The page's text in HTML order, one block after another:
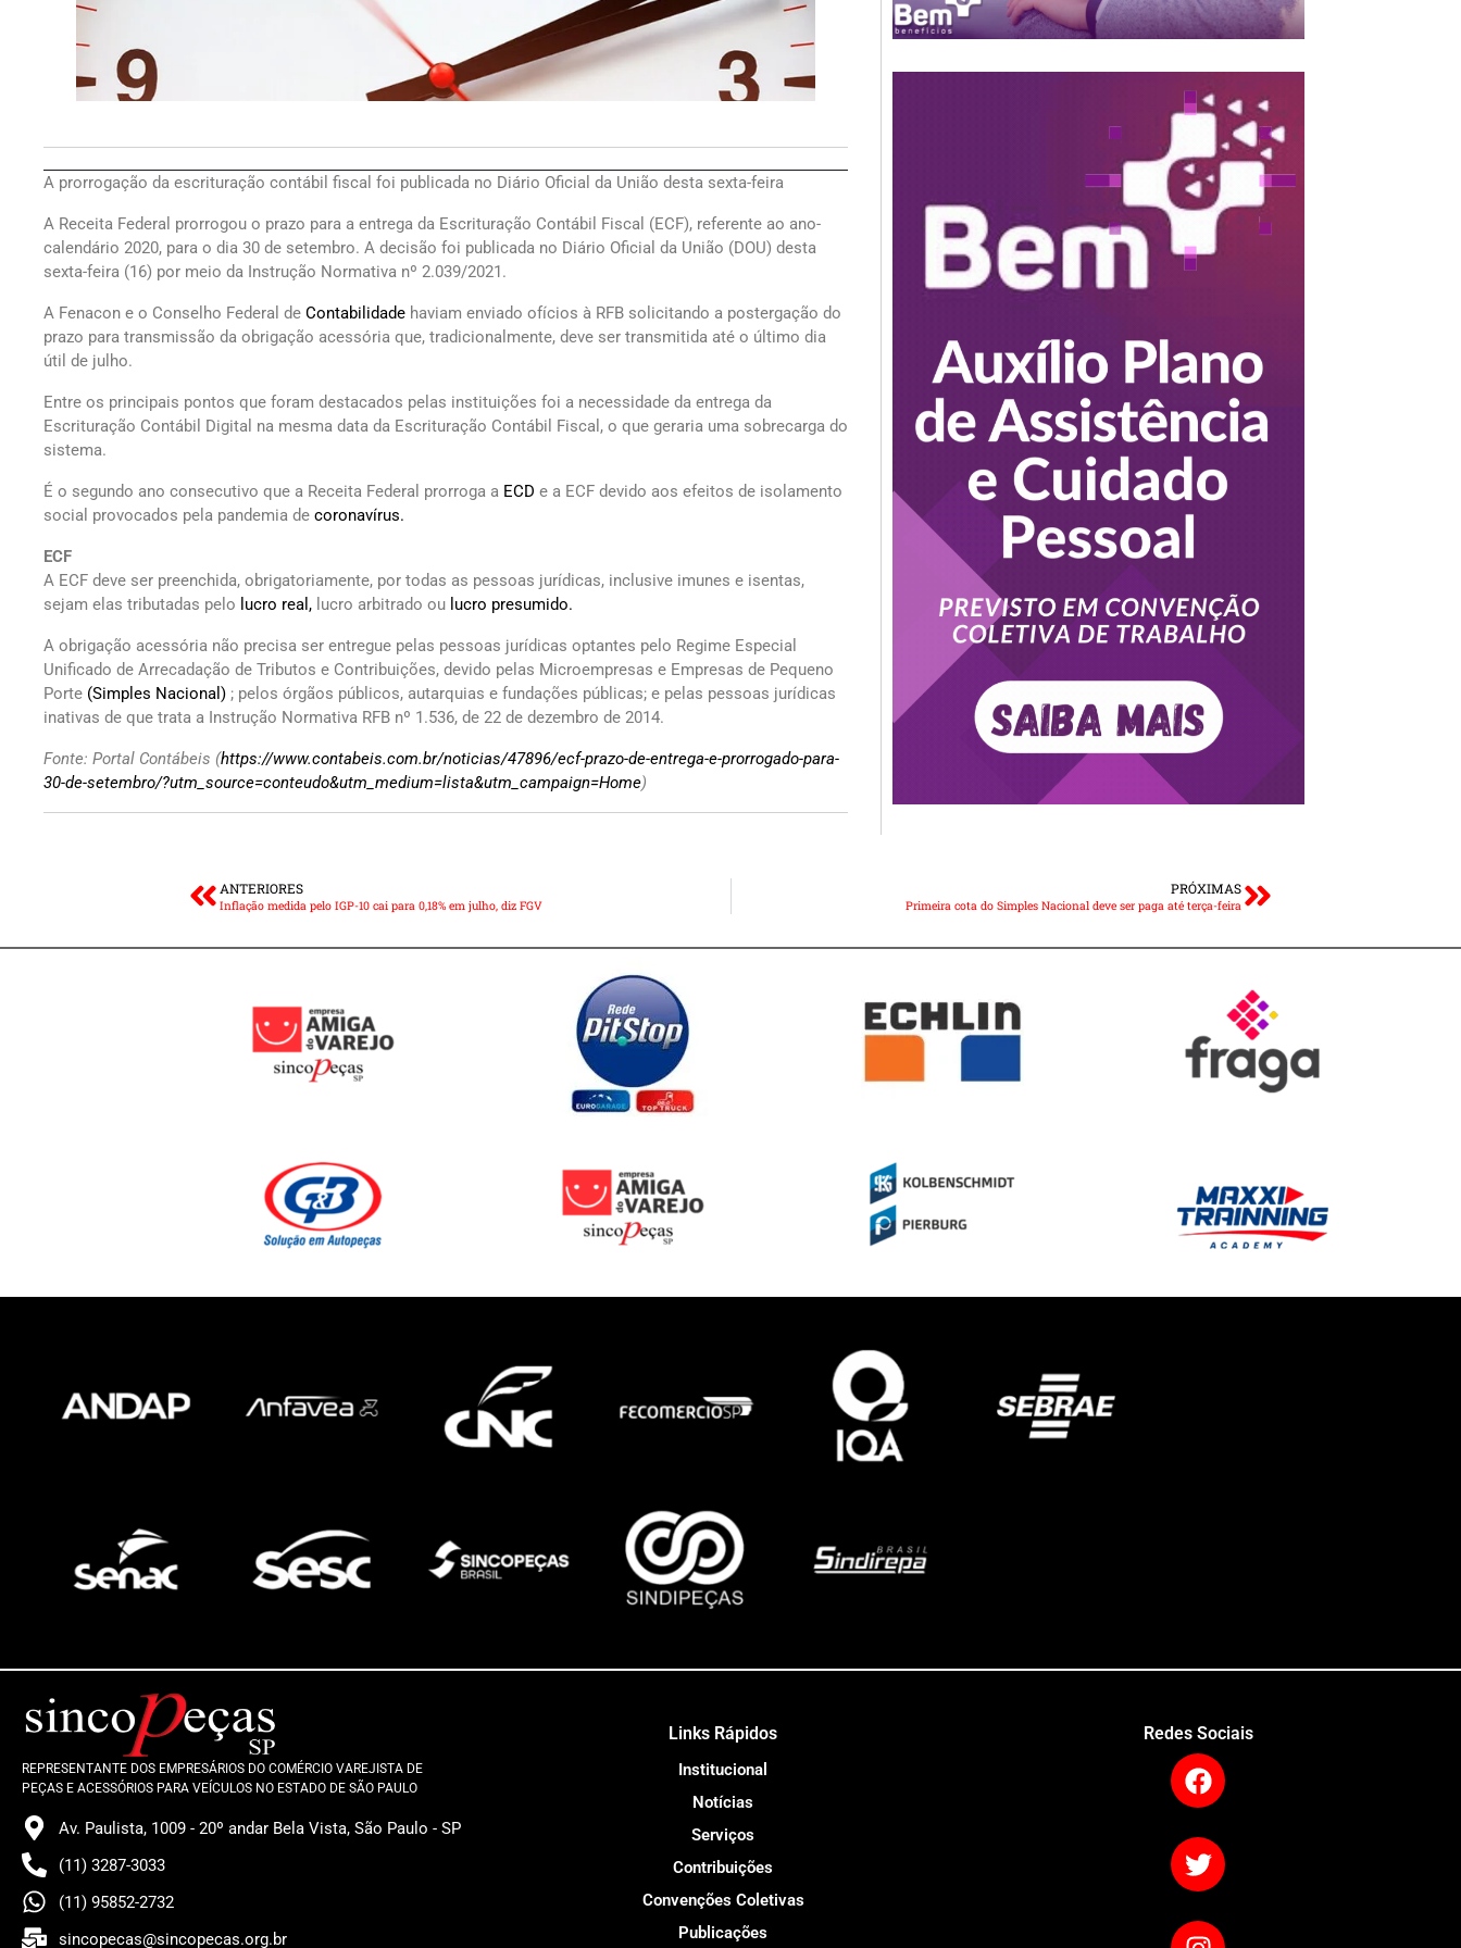
A prorrogação da escrituração contábil fiscal foi publicada no Diário Oficial da União desta sexta-feira
A Receita Federal prorrogou o prazo para a entrega da Escrituração Contábil Fiscal (ECF), referente ao ano-
calendário 2020, para o dia 30 de setembro. A decisão foi publicada no Diário Oficial da União (DOU) desta
sexta-feira (16) por meio da Instrução Normativa nº 2.039/2021.
A Fenacon e o Conselho Federal de Contabilidade haviam enviado ofícios à RFB solicitando a postergação do
prazo para transmissão da obrigação acessória que, tradicionalmente, deve ser transmitida até o último dia
útil de julho.
Entre os principais pontos que foram destacados pelas instituições foi a necessidade da entrega da
Escrituração Contábil Digital na mesma data da Escrituração Contábil Fiscal, o que geraria uma sobrecarga do
sistema.
É o segundo ano consecutivo que a Receita Federal prorroga a ECD e a ECF devido aos efeitos de isolamento
social provocados pela pandemia de coronavírus.
ECF
A ECF deve ser preenchida, obrigatoriamente, por todas as pessoas jurídicas, inclusive imunes e isentas,
sejam elas tributadas pelo lucro real, lucro arbitrado ou lucro presumido.
A obrigação acessória não precisa ser entregue pelas pessoas jurídicas optantes pelo Regime Especial
Unificado de Arrecadação de Tributos e Contribuições, devido pelas Microempresas e Empresas de Pequeno
Porte (Simples Nacional) ; pelos órgãos públicos, autarquias e fundações públicas; e pelas pessoas jurídicas
inativas de que trata a Instrução Normativa RFB nº 1.536, de 22 de dezembro de 2014.
Fonte: Portal Contábeis (https://www.contabeis.com.br/noticias/47896/ecf-prazo-de-entrega-e-prorrogado-para-
30-de-setembro/?utm_source=conteudo&utm_medium=lista&utm_campaign=Home)
ANTERIORES
Inflação medida pelo IGP-10 cai para 0,18% em julho, diz FGV
PRÓXIMAS
Primeira cota do Simples Nacional deve ser paga até terça-feira
REPRESENTANTE DOS EMPRESÁRIOS DO COMÉRCIO VAREJISTA DE
PEÇAS E ACESSÓRIOS PARA VEÍCULOS NO ESTADO DE SÃO PAULO
Av. Paulista, 1009 - 20º andar Bela Vista, São Paulo - SP
(11) 3287-3033
(11) 95852-2732
sincopecas@sincopecas.org.br
Links Rápidos
Institucional
Notícias
Serviços
Contribuições
Convenções Coletivas
Publicações
Redes Sociais